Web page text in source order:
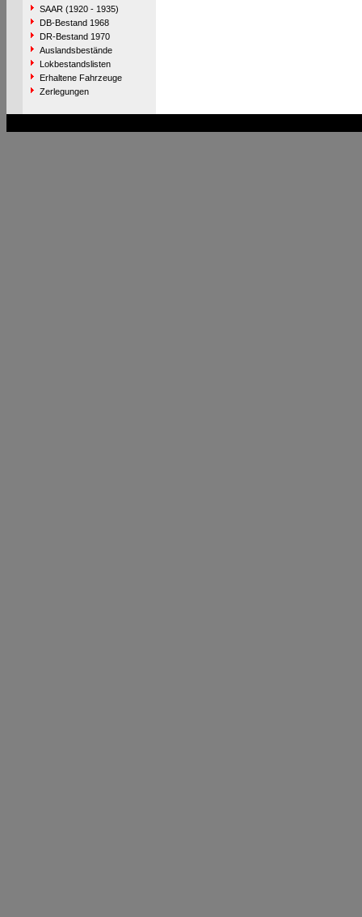
SAAR (1920 - 1935)
DB-Bestand 1968
DR-Bestand 1970
Auslandsbestände
Lokbestandslisten
Erhaltene Fahrzeuge
Zerlegungen